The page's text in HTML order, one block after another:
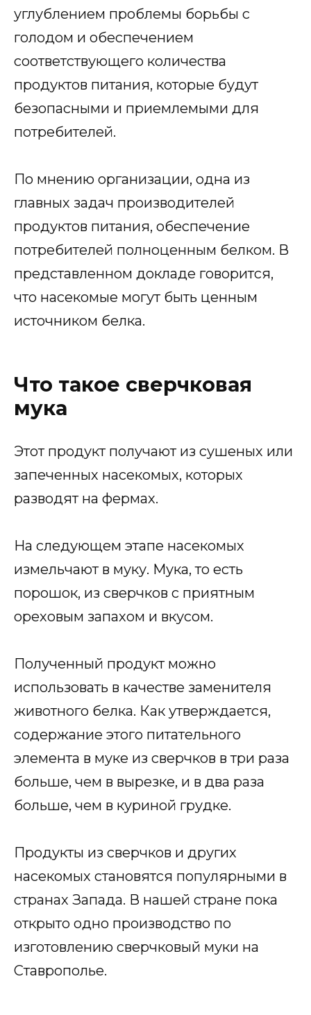
углублением проблемы борьбы с
голодом и обеспечением
соответствующего количества
продуктов питания, которые будут
безопасными и приемлемыми для
потребителей.
По мнению организации, одна из
главных задач производителей
продуктов питания, обеспечение
потребителей полноценным белком. В
представленном докладе говорится,
что насекомые могут быть ценным
источником белка.
Что такое сверчковая
мука
Этот продукт получают из сушеных или
запеченных насекомых, которых
разводят на фермах.
На следующем этапе насекомых
измельчают в муку. Мука, то есть
порошок, из сверчков с приятным
ореховым запахом и вкусом.
Полученный продукт можно
использовать в качестве заменителя
животного белка. Как утверждается,
содержание этого питательного
элемента в муке из сверчков в три раза
больше, чем в вырезке, и в два раза
больше, чем в куриной грудке.
Продукты из сверчков и других
насекомых становятся популярными в
странах Запада. В нашей стране пока
открыто одно производство по
изготовлению сверчковый муки на
Ставрополье.